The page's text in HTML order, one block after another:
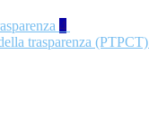
4
trasparenza (PTPCT)